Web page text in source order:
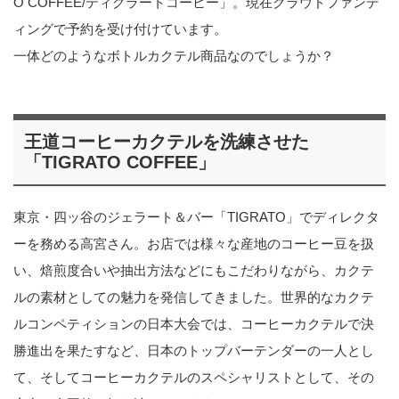
ィングで予約を受け付けています。
一体どのようなボトルカクテル商品なのでしょうか？
王道コーヒーカクテルを洗練させた
「TIGRATO COFFEE」
東京・四ッ谷のジェラート＆バー「TIGRATO」でディレクタ
ーを務める高宮さん。お店では様々な産地のコーヒー豆を扱
い、焙煎度合いや抽出方法などにもこだわりながら、カクテ
ルの素材としての魅力を発信してきました。世界的なカクテ
ルコンペティションの日本大会では、コーヒーカクテルで決
勝進出を果たすなど、日本のトップバーテンダーの一人とし
て、そしてコーヒーカクテルのスペシャリストとして、その